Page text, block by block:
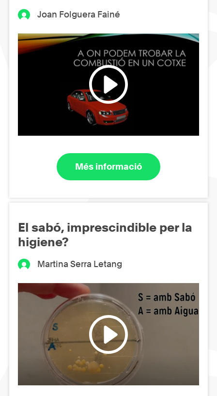
Joan Folguera Fainé
Més informació
El sabó, imprescindible per la
higiene?
Martina Serra Letang